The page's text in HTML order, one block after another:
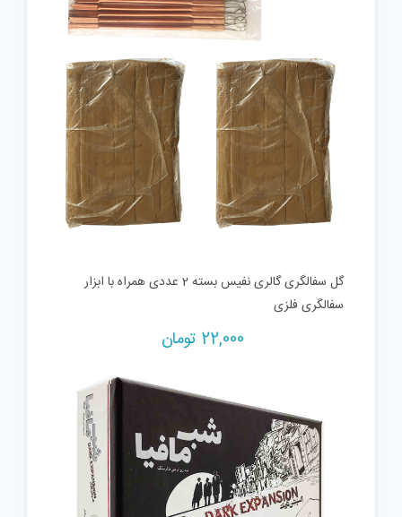
گل سفالگری گالری نفیس بسته 2 عددی همراه با ابزار
سفالگری فلزی
22,000 تومان